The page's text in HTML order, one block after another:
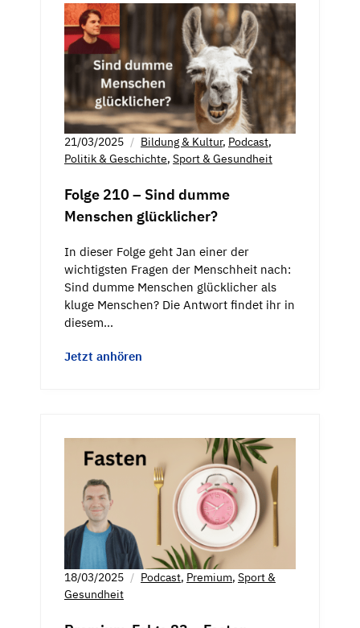
21/03/2025 Bildung & Kultur, Podcast,
Politik & Geschichte, Sport & Gesundheit
Folge 210 – Sind dumme
Menschen glücklicher?
In dieser Folge geht Jan einer der
wichtigsten Fragen der Menschheit nach:
Sind dumme Menschen glücklicher als
kluge Menschen? Die Antwort findet ihr in
diesem…
Jetzt anhören
18/03/2025 Podcast, Premium, Sport &
Gesundheit